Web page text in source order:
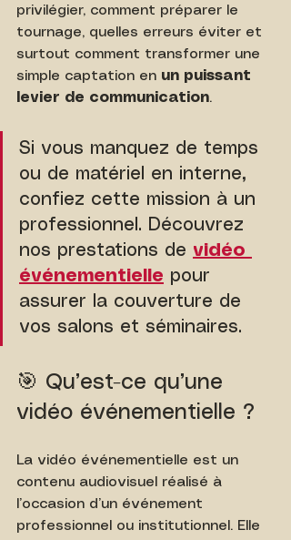
privilégier, comment préparer le
tournage, quelles erreurs éviter et
surtout comment transformer une
simple captation en un puissant
levier de communication.
Si vous manquez de temps
ou de matériel en interne,
confiez cette mission à un
professionnel. Découvrez
nos prestations de vidéo
événementielle pour
assurer la couverture de
vos salons et séminaires.
🎯 Qu’est-ce qu’une
vidéo événementielle ?
La vidéo événementielle est un
contenu audiovisuel réalisé à
l’occasion d’un événement
professionnel ou institutionnel. Elle